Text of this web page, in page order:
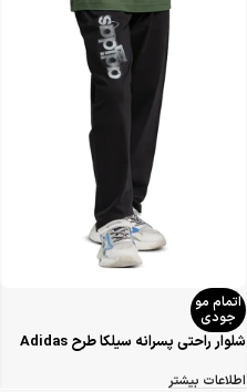
اتمام مو
جودی
شلوار راحتی پسرانه سیلکا طرح Adidas
اطلاعات بیشتر